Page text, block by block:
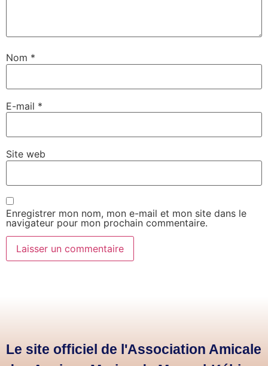
Nom *
E-mail *
Site web
Enregistrer mon nom, mon e-mail et mon site dans le
navigateur pour mon prochain commentaire.
Le site officiel de l'Association Amicale